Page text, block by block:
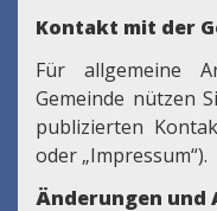
Kontakt mit der
Für allgemeine
Gemeinde nützen
publizierten
oder „Impressum“).
Änderungen und